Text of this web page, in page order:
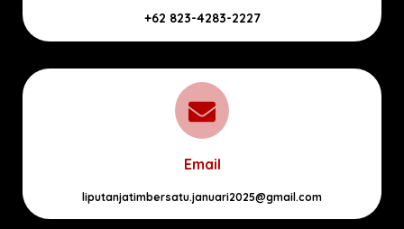
+62 823-4283-2227
Email
liputanjatimbersatu.januari2025@gmail.com